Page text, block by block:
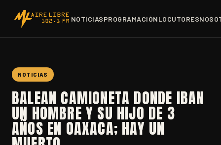
NOTICIASPROGRAMACIÓNLOCUTORES
NOTICIAS
BALEAN CAMIONETA DONDE IBAN
UN HOMBRE Y SU HIJO DE 3
AÑOS EN OAXACA; HAY UN